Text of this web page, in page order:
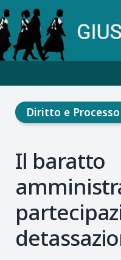
Diritto e
Il baratto